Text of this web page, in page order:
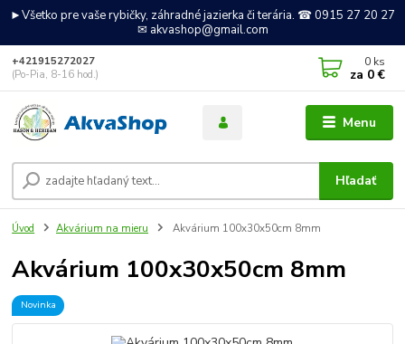
►Všetko pre vaše rybičky, záhradné jazierka či terária. ☎ 0915 27 20 27
✉ akvashop@gmail.com
Menu
Hľadať
+421915272027
(Po-Pia, 8-16 hod.)
0 ks
za 0 €
Úvod Akvárium na mieru Akvárium 100x30x50cm 8mm
Akvárium 100x30x50cm 8mm
Novinka